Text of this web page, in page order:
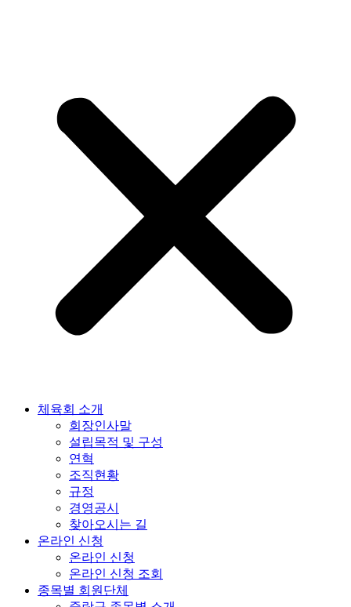
체육회 소개
회장인사말
설립목적 및 구성
연혁
조직현황
규정
경영공시
찾아오시는 길
온라인 신청
온라인 신청
온라인 신청 조회
종목별 회원단체